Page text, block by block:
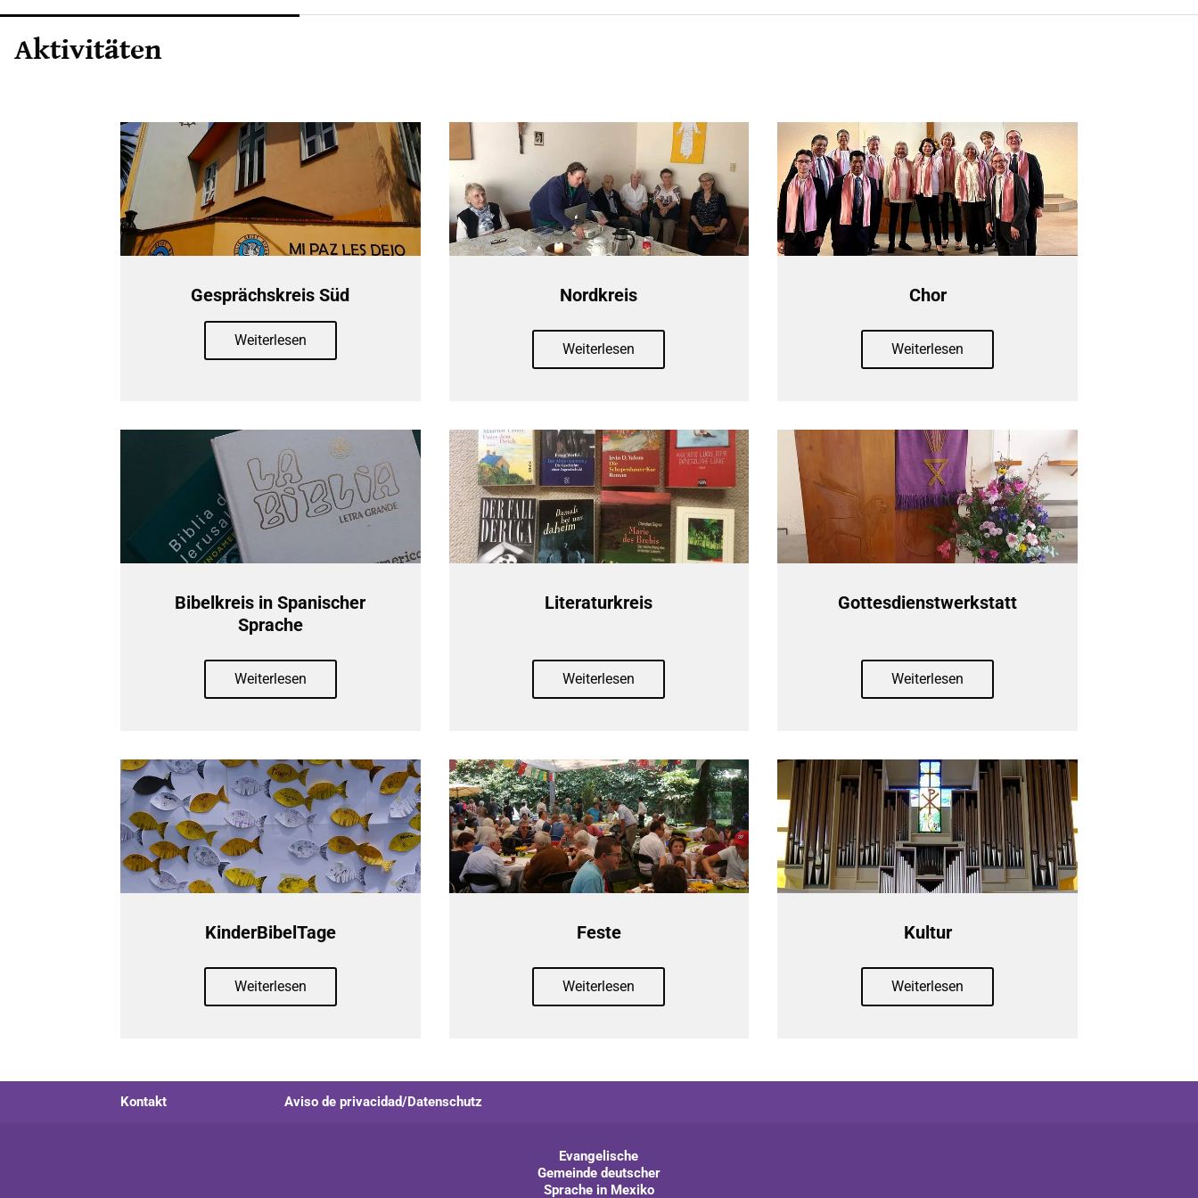
Aktivitäten
Gesprächskreis Süd
Weiterlesen
Nordkreis
Weiterlesen
Chor
Weiterlesen
Bibelkreis in Spanischer
Sprache
Weiterlesen
Literaturkreis
Weiterlesen
Gottesdienstwerkstatt
Weiterlesen
KinderBibelTage
Weiterlesen
Feste
Weiterlesen
Kultur
Weiterlesen
Kontakt Aviso de privacidad/Datenschutz
Evangelische
Gemeinde deutscher
Sprache in Mexiko